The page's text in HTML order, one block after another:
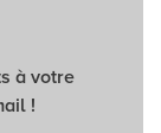
à votre
!